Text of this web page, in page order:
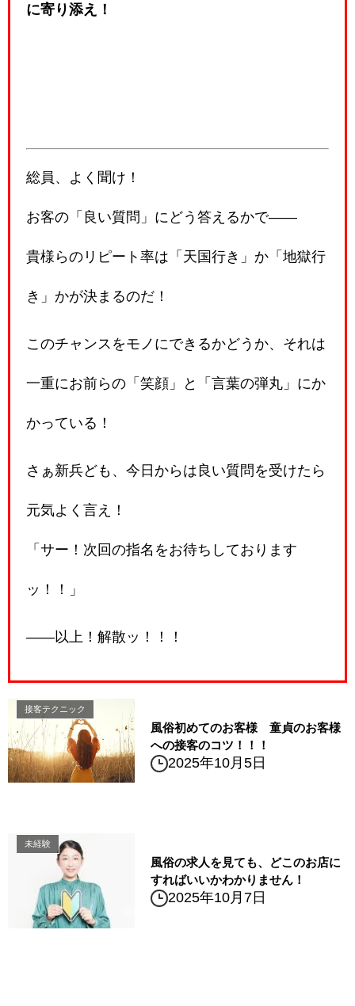
に寄り添え！
総員、よく聞け！
お客の「良い質問」にどう答えるかで――
貴様らのリピート率は「天国行き」か「地獄行
き」かが決まるのだ！
このチャンスをモノにできるかどうか、それは
一重にお前らの「笑顔」と「言葉の弾丸」にか
かっている！
さぁ新兵ども、今日からは良い質問を受けたら
元気よく言え！
「サー！次回の指名をお待ちしております
ッ！！」
――以上！解散ッ！！！
接客テクニック
風俗初めてのお客様 童貞のお客様
への接客のコツ！！！
2025年10月5日
未経験
風俗の求人を見ても、どこのお店に
すればいいかわかりません！
2025年10月7日